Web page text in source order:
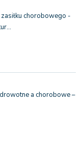
chorobowego -
a chorobowe –